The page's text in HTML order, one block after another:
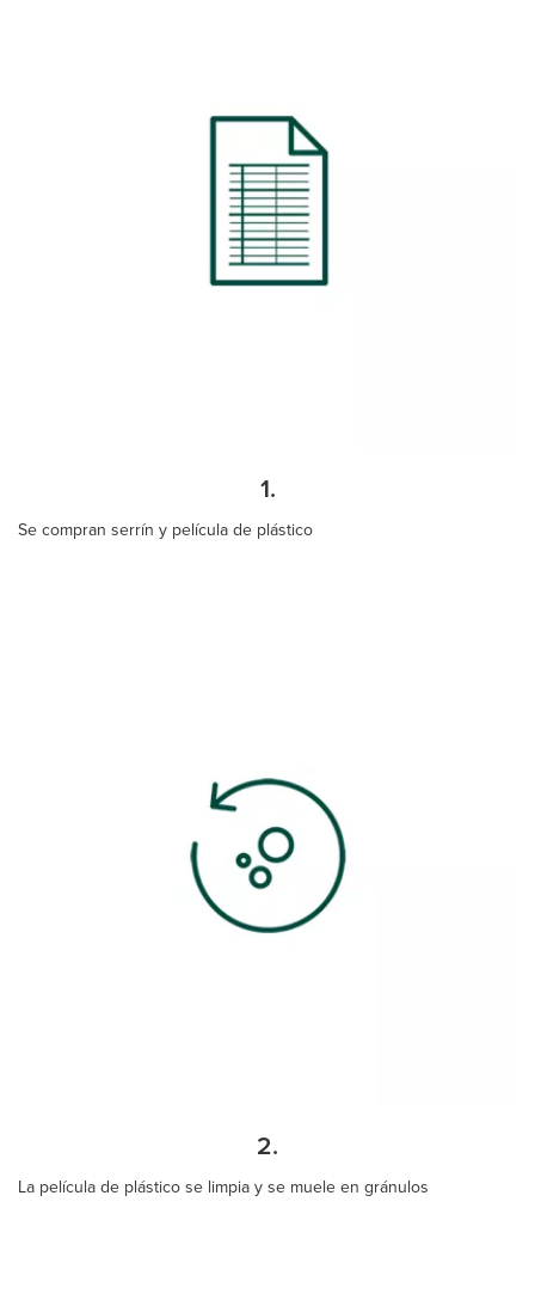
1.
Se compran serrín y película de plástico
2.
La película de plástico se limpia y se muele en gránulos